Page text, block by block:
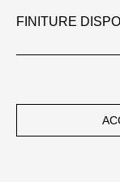
FINITURE